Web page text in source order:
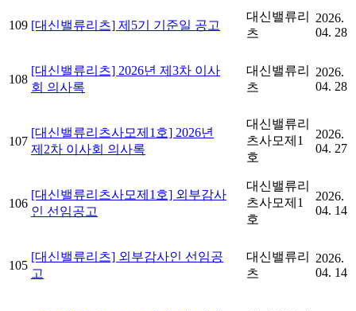
109 [대신밸류리츠] 제5기 기준일 공고
대신밸류리
츠
2026.
04. 28
108
[대신밸류리츠] 2026년 제3차 이사
회 의사록
대신밸류리
츠
2026.
04. 28
107
[대신밸류리츠사모제1호] 2026년
제2차 이사회 의사록
대신밸류리
츠사모제1
호
2026.
04. 27
106
[대신밸류리츠사모제1호] 외부감사
인 선임공고
대신밸류리
츠사모제1
호
2026.
04. 14
105
[대신밸류리츠] 외부감사인 선임공
고
대신밸류리
츠
2026.
04. 14